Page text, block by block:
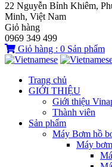
22 Nguyễn Bỉnh Khiêm,
Minh, Việt Nam
Giỏ hàng
0969 349 499
Giỏ hàng : 0 Sản phẩm
Trang chủ
GIỚI THIỆU
Giới thiệu
Thành viên
Sản phẩm
Máy Bơm hồ
Máy